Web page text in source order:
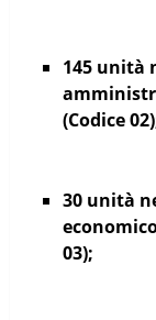
145 unità
(Codice
30 unità
03);